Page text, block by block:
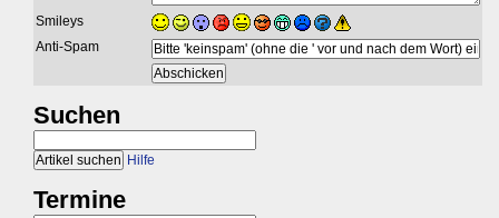
Smileys
Anti-Spam
Suchen
Hilfe
Termine